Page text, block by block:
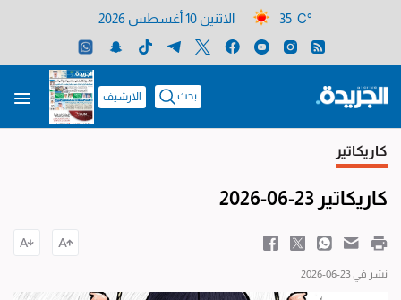
35 C° الاثنين 10 أغسطس 2026
بحث الارشيف
كاريكاتير
كاريكاتير 23-06-2026
نشر في 23-06-2026